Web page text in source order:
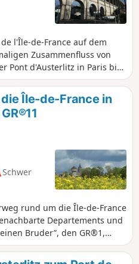
l'Île-de-France auf dem
Zusammenfluss von
Pont d'Austerlitz in Paris bis
im Departement Essonne.
des unteren Teils des Bièvre-
unterirdisch fließt,
manchmal auch
Île-de-France in
Schwer
rund um die Île-de-France
Departements und
Bruder”, den GR®1,
bildet, deren Radius in der
dem gleichen